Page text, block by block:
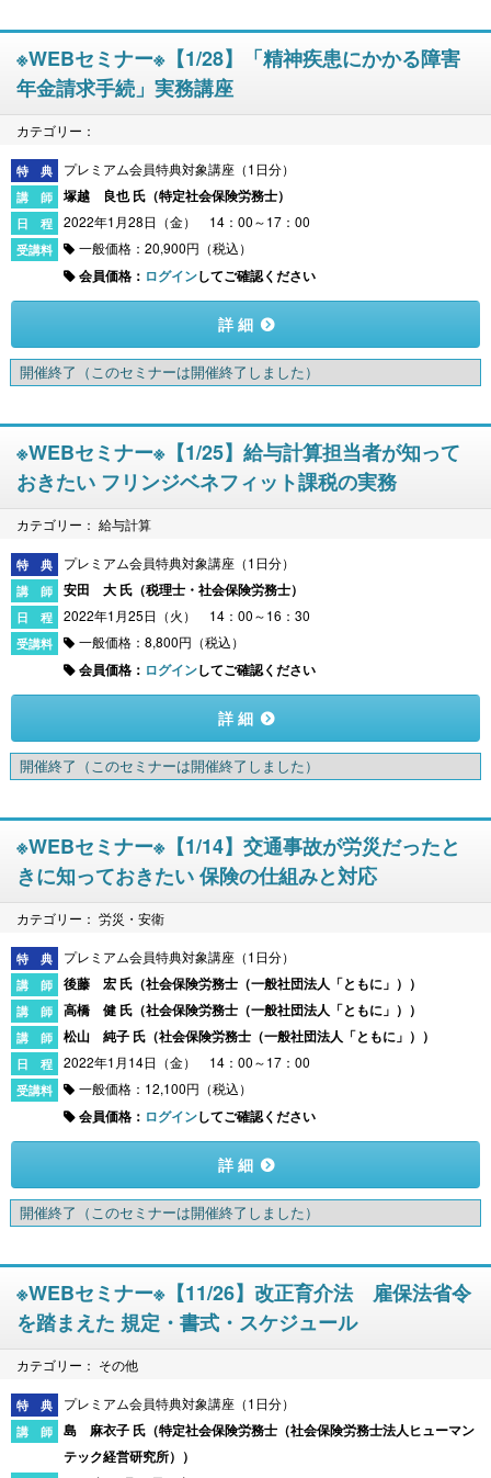
※WEBセミナー※【1/28】「精神疾患にかかる障害
年金請求手続」実務講座
カテゴリー：
プレミアム会員特典対象講座（1日分）
塚越 良也 氏（特定社会保険労務士）
2022年1月28日（金） 14：00～17：00
一般価格：20,900円（税込）
会員価格： ログインしてご確認ください
詳 細
開催終了 （このセミナーは開催終了しました）
※WEBセミナー※【1/25】給与計算担当者が知って
おきたい フリンジベネフィット課税の実務
カテゴリー： 給与計算
プレミアム会員特典対象講座（1日分）
安田 大 氏（税理士・社会保険労務士）
2022年1月25日（火） 14：00～16：30
一般価格：8,800円（税込）
会員価格： ログインしてご確認ください
詳 細
開催終了 （このセミナーは開催終了しました）
※WEBセミナー※【1/14】交通事故が労災だったと
きに知っておきたい 保険の仕組みと対応
カテゴリー： 労災・安衛
プレミアム会員特典対象講座（1日分）
後藤 宏 氏（社会保険労務士（一般社団法人「ともに」） ）
高橋 健 氏（社会保険労務士（一般社団法人「ともに」） ）
松山 純子 氏（社会保険労務士（一般社団法人「ともに」） ）
2022年1月14日（金） 14：00～17：00
一般価格：12,100円（税込）
会員価格： ログインしてご確認ください
詳 細
開催終了 （このセミナーは開催終了しました）
※WEBセミナー※【11/26】改正育介法 雇保法省令
を踏まえた 規定・書式・スケジュール
カテゴリー： その他
プレミアム会員特典対象講座（1日分）
島 麻衣子 氏（特定社会保険労務士（社会保険労務士法人ヒューマン
テック経営研究所） ）